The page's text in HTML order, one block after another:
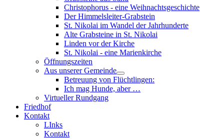
Christophorus - eine Weihnachtsgeschichte
Der Himmelsleiter-Grabstein
St. Nikolai im Wandel der Jahrhunderte
Alte Grabsteine in St. Nikolai
Linden vor der Kirche
St. Nikolai - eine Marienkirche
Öffnungszeiten
Aus unserer Gemeinde
Betreuung von Flüchtlingen:
Ich mag Hunde, aber …
Virtueller Rundgang
Friedhof
Kontakt
LInks
Kontakt